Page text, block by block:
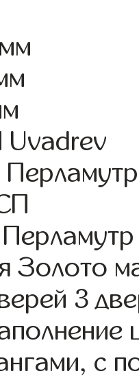
Перламутр
Золото
3
с